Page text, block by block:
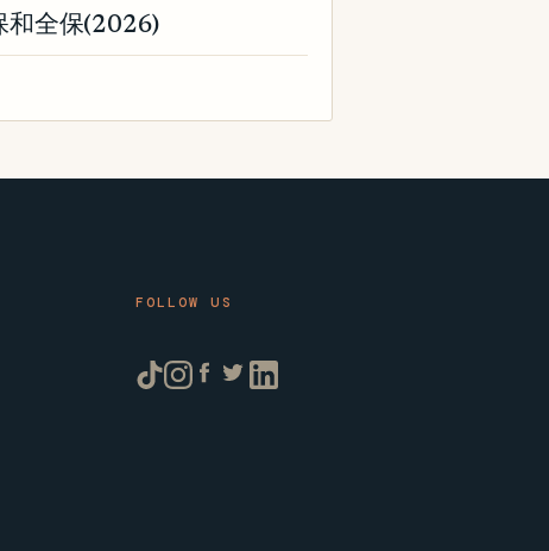
和全保(2026)
FOLLOW US